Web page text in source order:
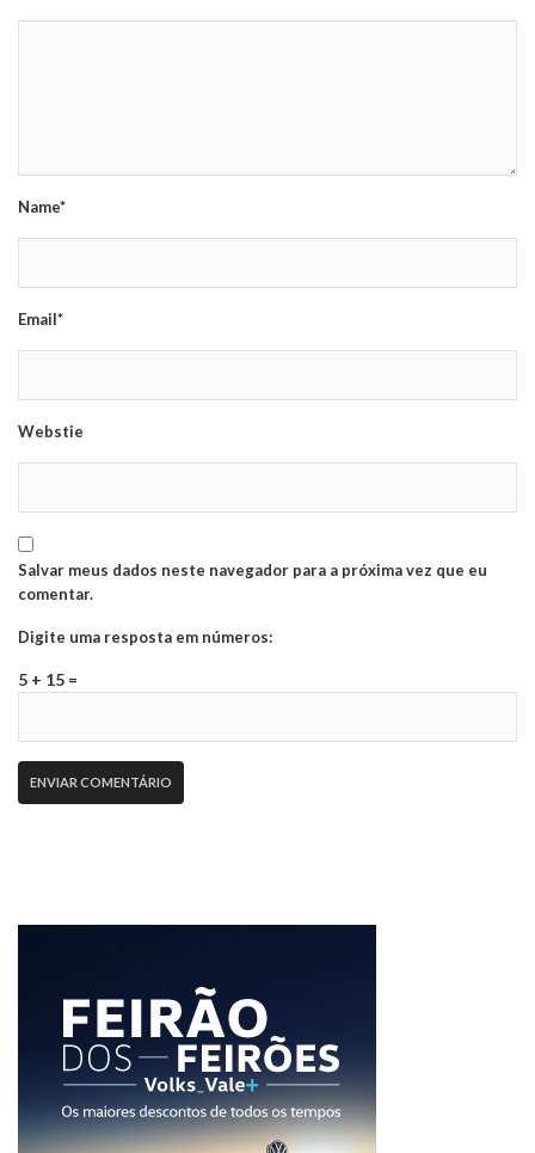
Name*
Email*
Webstie
Salvar meus dados neste navegador para a próxima vez que eu
comentar.
Digite uma resposta em números:
5 + 15 =